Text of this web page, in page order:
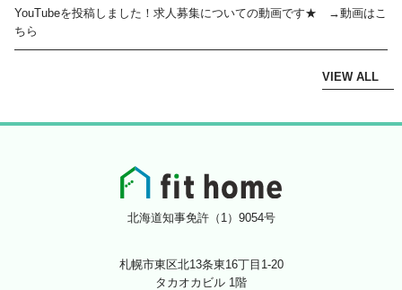
YouTubeを投稿しました！求人募集についての動画です★
→動画はこ
ちら
VIEW ALL
北海道知事免許（1）9054号
札幌市東区北13条東16丁目1-20
タカオカビル 1階